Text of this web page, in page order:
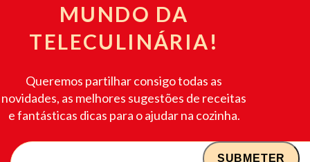
MUNDO DA
TELECULINÁRIA!
Queremos partilhar consigo todas as
novidades, as melhores sugestões de receitas
e fantásticas dicas para o ajudar na cozinha.